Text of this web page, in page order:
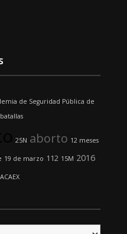
de Seguridad Pública de
25N aborto 12 meses
19 de marzo 112 15M 2016
ACAEX